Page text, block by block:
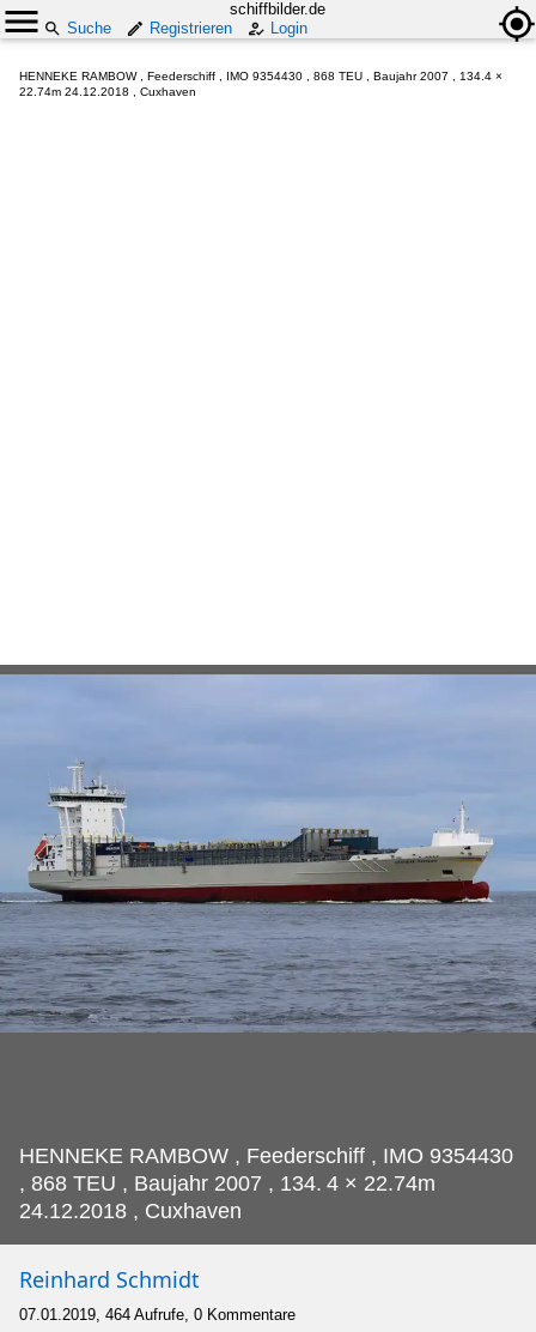
schiffbilder.de
Suche
Registrieren Login
HENNEKE RAMBOW , Feederschiff , IMO 9354430 , 868 TEU , Baujahr 2007 , 134.4 ×
22.74m 24.12.2018 , Cuxhaven
HENNEKE RAMBOW , Feederschiff , IMO 9354430
, 868 TEU , Baujahr 2007 , 134. 4 × 22.74m
24.12.2018 , Cuxhaven
Reinhard Schmidt
07.01.2019, 464 Aufrufe, 0 Kommentare